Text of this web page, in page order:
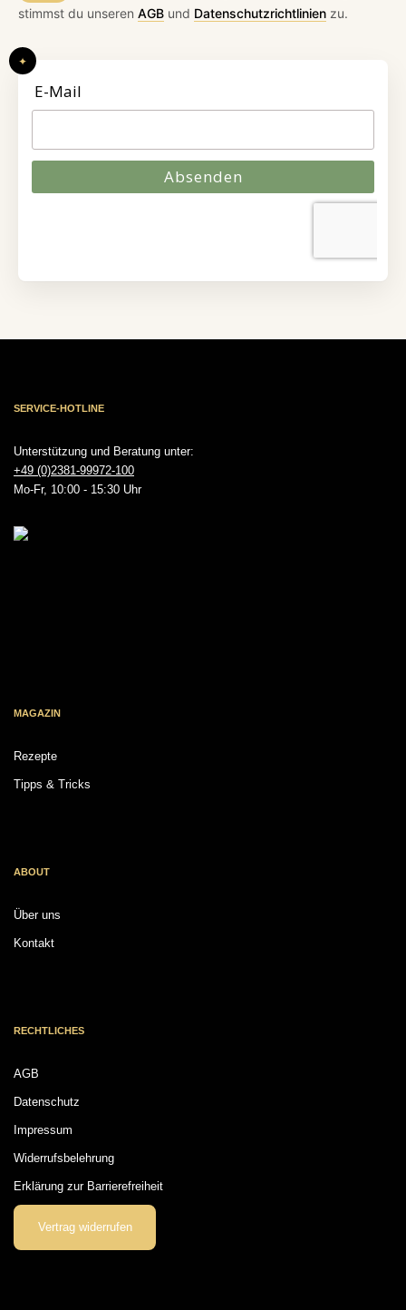
stimmst du unseren AGB und Datenschutzrichtlinien zu.
SERVICE-HOTLINE
Unterstützung und Beratung unter:
+49 (0)2381-99972-100
Mo-Fr, 10:00 - 15:30 Uhr
MAGAZIN
Rezepte
Tipps & Tricks
ABOUT
Über uns
Kontakt
RECHTLICHES
AGB
Datenschutz
Impressum
Widerrufsbelehrung
Erklärung zur Barrierefreiheit
Vertrag widerrufen